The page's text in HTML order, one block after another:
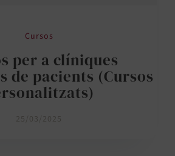
Cursos
per a clíniques
de pacients (Cursos
25/03/2025